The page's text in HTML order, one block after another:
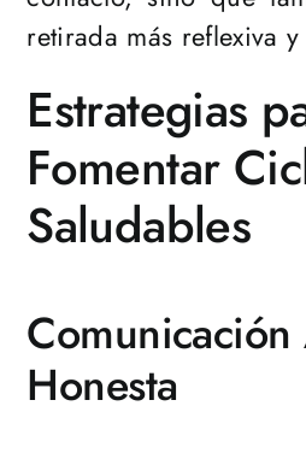
retirada más reflexiva
Estrategias
Fomentar
Saludables
Honesta